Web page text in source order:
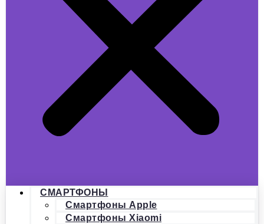
СМАРТФОНЫ
Смартфоны Apple
Смартфоны Xiaomi